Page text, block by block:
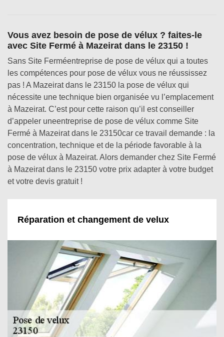
Vous avez besoin de pose de vélux ? faites-le
avec Site Fermé à Mazeirat dans le 23150 !
Sans Site Ferméentreprise de pose de vélux qui a toutes
les compétences pour pose de vélux vous ne réussissez
pas ! A Mazeirat dans le 23150 la pose de vélux qui
nécessite une technique bien organisée vu l’emplacement
à Mazeirat. C’est pour cette raison qu’il est conseiller
d’appeler uneentreprise de pose de vélux comme Site
Fermé à Mazeirat dans le 23150car ce travail demande : la
concentration, technique et de la période favorable à la
pose de vélux à Mazeirat. Alors demander chez Site Fermé
à Mazeirat dans le 23150 votre prix adapter à votre budget
et votre devis gratuit !
Réparation et changement de velux